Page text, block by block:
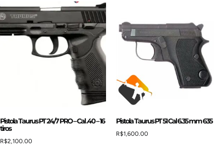
Pistola Taurus PT 24/7 PRO – Cal .40 – 16
tiros
R$2,100.00
Pistola Taurus PT 51 Cal 6.35 mm 635
R$1,600.00